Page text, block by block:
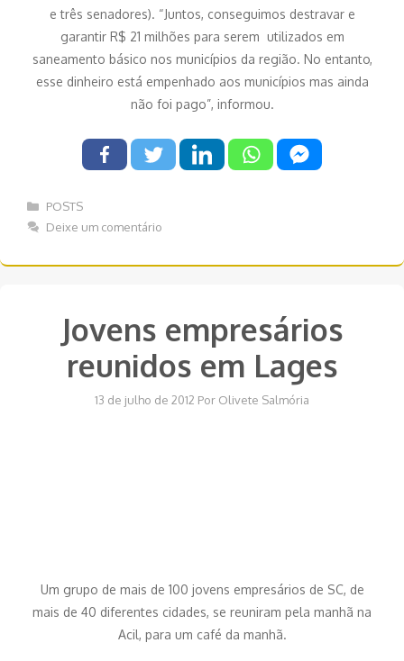
e três senadores). “Juntos, conseguimos destravar e
garantir R$ 21 milhões para serem utilizados em
saneamento básico nos municípios da região. No entanto,
esse dinheiro está empenhado aos municípios mas ainda
não foi pago”, informou.
Categorias
POSTS
Deixe um comentário
Jovens empresários
reunidos em Lages
13 de julho de 2012 Por Olivete Salmória
Um grupo de mais de 100 jovens empresários de SC, de
mais de 40 diferentes cidades, se reuniram pela manhã na
Acil, para um café da manhã.